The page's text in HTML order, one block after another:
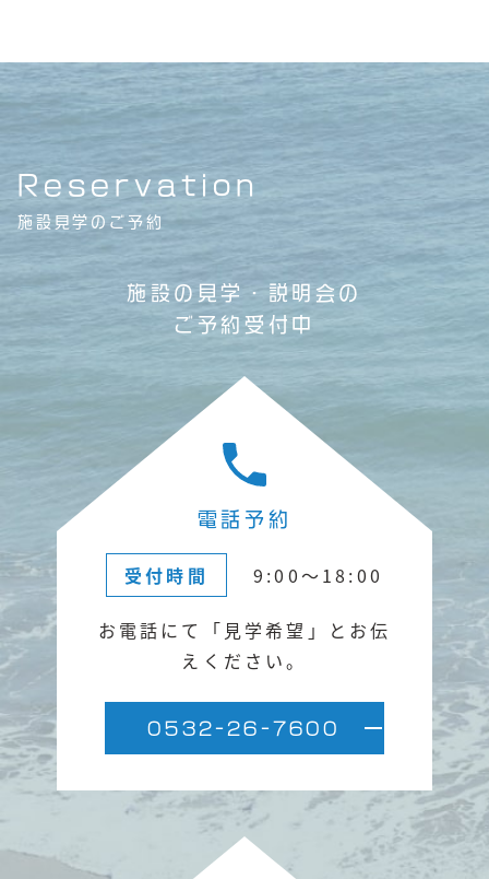
Reservation
施設見学のご予約
施設の見学・説明会の
ご予約受付中
電話予約
受付時間 9:00〜18:00
お電話にて「見学希望」と お伝
えください。
0532-26-7600